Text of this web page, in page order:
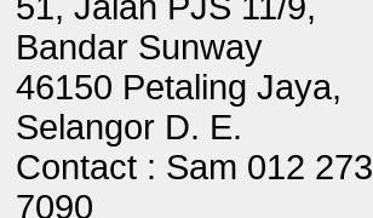
Bandar Sunway
46150 Petaling Jaya,
Selangor D. E.
Contact : Sam 012 273
7090